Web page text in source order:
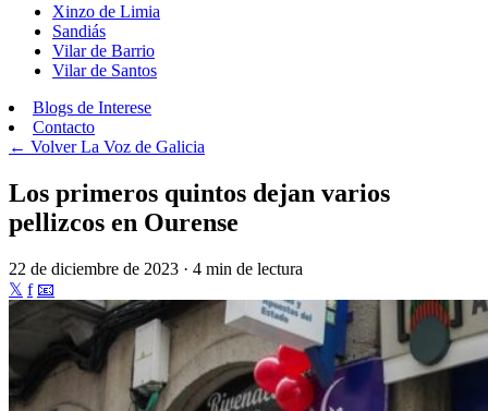
Xinzo de Limia
Sandiás
Vilar de Barrio
Vilar de Santos
Blogs de Interese
Contacto
← VolverLa Voz de Galicia
Los primeros quintos dejan varios
pellizcos en Ourense
22 de diciembre de 2023 · 4 min de lectura
𝕏 f 📧